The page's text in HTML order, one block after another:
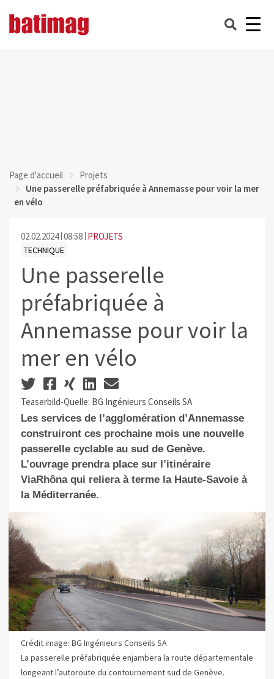
Page d'accueil
Projets
Une passerelle préfabriquée à Annemasse pour voir la mer
en vélo
02.02.2024 08:58 PROJETS
TECHNIQUE
Une passerelle
préfabriquée à
Annemasse pour voir la
mer en vélo
Teaserbild-Quelle: BG Ingénieurs Conseils SA
Les services de l’agglomération d’Annemasse
construiront ces prochaine mois une nouvelle
passerelle cyclable au sud de Genève.
L’ouvrage prendra place sur l’itinéraire
ViaRhôna qui reliera à terme la Haute-Savoie à
la Méditerranée.
Crédit image: BG Ingénieurs Conseils SA
La passerelle préfabriquée enjambera la route départementale
longeant l’autoroute du contournement sud de Genève.